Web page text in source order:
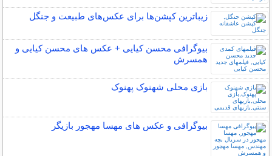
زیباترین کپشن‌ها برای عکس‌های طبیعت و جنگل
بیوگرافی محسن کیایی + عکس های محسن کیایی و
همسرش
بازی محلی شهنوک پهنوک
بیوگرافی و عکس های مهسا مهجور بازیگر